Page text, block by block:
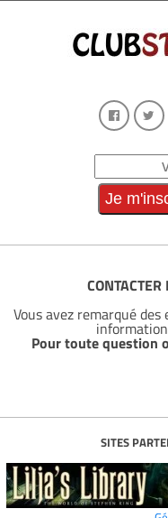
Vous avez remarqué
Pour toute question
SITES